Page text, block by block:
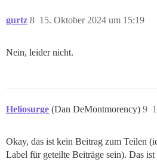
gurtz 15. Oktober 2024 um 15:19
8
Nein, leider nicht.
Heliosurge (Dan DeMontmorency) 9
Okay, das ist kein Beitrag zum Teilen
Label für geteilte Beiträge sein). Das